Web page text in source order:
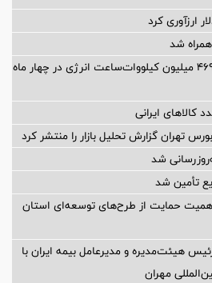
تولید بیش از ۲ میلیارد و ۴۶۹ میلیون کیلووات‌ساعت انرژی در چهار ماه
ایرانی
تهران گزارش تحلیل بازار را منتشر کرد
شد
حمایت از طرح‌های توسعه‌ای استان
هیئت‌مدیره و مدیرعامل بیمه ایران با
مهران